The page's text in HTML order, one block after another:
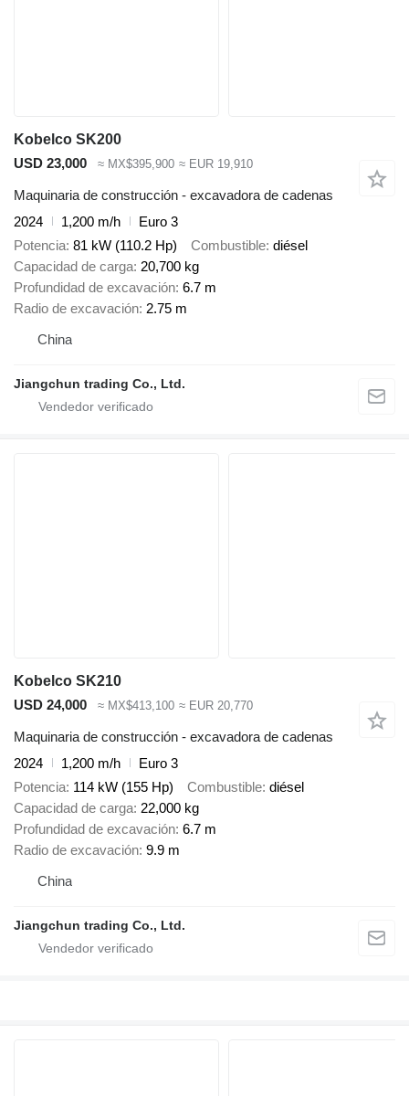
Kobelco SK200
USD 23,000
≈ MX$395,900 ≈ EUR 19,910
Maquinaria de construcción - excavadora de cadenas
2024
1,200 m/h
Euro 3
Potencia 81 kW (110.2 Hp) Combustible diésel
Capacidad de carga 20,700 kg
Profundidad de excavación 6.7 m
Radio de excavación 2.75 m
China
Jiangchun trading Co., Ltd.
Kobelco SK210
USD 24,000
≈ MX$413,100 ≈ EUR 20,770
Maquinaria de construcción - excavadora de cadenas
2024
1,200 m/h
Euro 3
Potencia 114 kW (155 Hp) Combustible diésel
Capacidad de carga 22,000 kg
Profundidad de excavación 6.7 m
Radio de excavación 9.9 m
China
Jiangchun trading Co., Ltd.